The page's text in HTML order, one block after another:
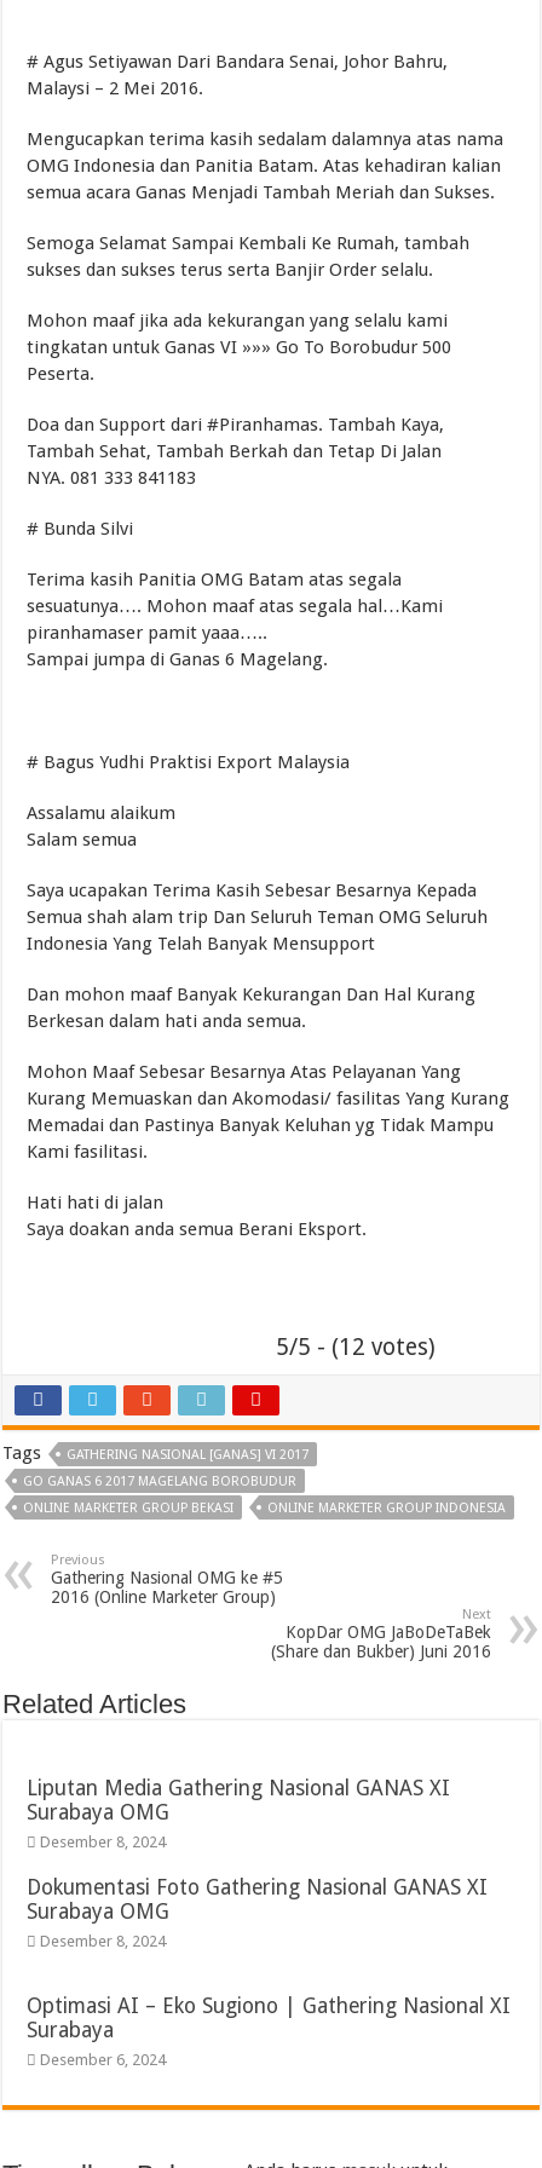
Beachfront vs Inland Bali Villas Daily Routines and Transport
Lemari Asam Laboratorium dan PP Storage Cabinet Laboratorium
# Agus Setiyawan Dari Bandara Senai, Johor Bahru,
Malaysi – 2 Mei 2016.
Mengucapkan terima kasih sedalam dalamnya atas nama
OMG Indonesia dan Panitia Batam. Atas kehadiran kalian
semua acara Ganas Menjadi Tambah Meriah dan Sukses.
Semoga Selamat Sampai Kembali Ke Rumah, tambah
sukses dan sukses terus serta Banjir Order selalu.
Mohon maaf jika ada kekurangan yang selalu kami
tingkatan untuk Ganas VI »»» Go To Borobudur 500
Peserta.
Doa dan Support dari #Piranhamas. Tambah Kaya,
Tambah Sehat, Tambah Berkah dan Tetap Di Jalan
NYA. 081 333 841183
# Bunda Silvi
Terima kasih Panitia OMG Batam atas segala
sesuatunya…. Mohon maaf atas segala hal…Kami
piranhamaser pamit yaaa…..
Sampai jumpa di Ganas 6 Magelang.
# Bagus Yudhi Praktisi Export Malaysia
Assalamu alaikum
Salam semua
Saya ucapakan Terima Kasih Sebesar Besarnya Kepada
Semua shah alam trip Dan Seluruh Teman OMG Seluruh
Indonesia Yang Telah Banyak Mensupport
Dan mohon maaf Banyak Kekurangan Dan Hal Kurang
Berkesan dalam hati anda semua.
Mohon Maaf Sebesar Besarnya Atas Pelayanan Yang
Kurang Memuaskan dan Akomodasi/ fasilitas Yang Kurang
Memadai dan Pastinya Banyak Keluhan yg Tidak Mampu
Kami fasilitasi.
Hati hati di jalan
Saya doakan anda semua Berani Eksport.
5/5 - (12 votes)
Tags
GATHERING NASIONAL [GANAS] VI 2017
GO GANAS 6 2017 MAGELANG BOROBUDUR
ONLINE MARKETER GROUP BEKASI
ONLINE MARKETER GROUP INDONESIA
Previous
Gathering Nasional OMG ke #5
2016 (Online Marketer Group)
Next
KopDar OMG JaBoDeTaBek
(Share dan Bukber) Juni 2016
Related Articles
Liputan Media Gathering Nasional GANAS XI
Surabaya OMG
Desember 8, 2024
Dokumentasi Foto Gathering Nasional GANAS XI
Surabaya OMG
Desember 8, 2024
Optimasi AI – Eko Sugiono | Gathering Nasional XI
Surabaya
Desember 6, 2024